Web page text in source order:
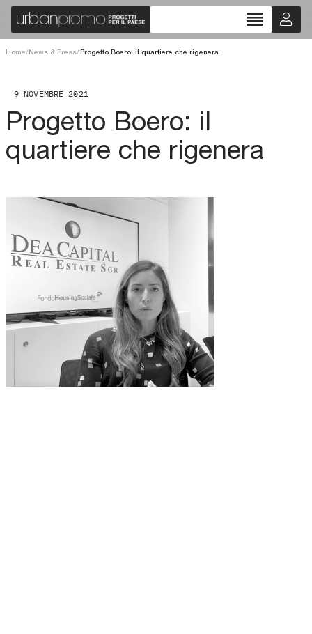
reorder
Home/News & Press/Progetto Boero: il quartiere che rigenera
9 NOVEMBRE 2021
Progetto Boero: il
quartiere che rigenera